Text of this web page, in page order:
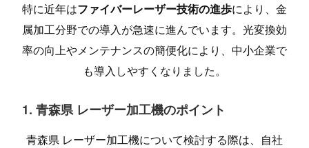
特に近年はファイバーレーザー技術の進歩により、金
属加工分野での導入が急速に進んでいます。光変換効
率の向上やメンテナンスの簡便化により、中小企業で
も導入しやすくなりました。
1. 青森県 レーザー加工機のポイント
青森県 レーザー加工機について検討する際は、自社